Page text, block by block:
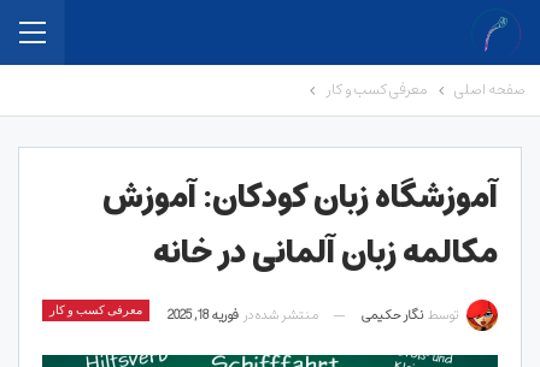
صفحه اصلی معرفی کسب و کار
آموزشگاه زبان کودکان: آموزش
مکالمه زبان آلمانی در خانه
معرفی کسب و کار توسط نگار حکیمی منتشر شده در فوریه 18, 2025